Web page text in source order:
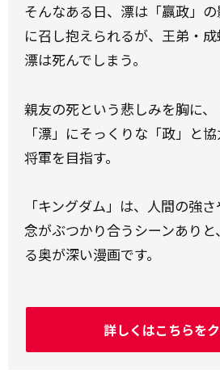
そんなある日、漂は「嬴政」
に召し抱えられるが、王弟・成
漂は死んでしまう。
親友の死という悲しみを胸に
「漂」にそっくりな「政」と
将軍を目指す。
「キングダム」は、人間の強
念がぶつかり合うシーンありと
る奥が深い漫画です。
詳しくはこちらを